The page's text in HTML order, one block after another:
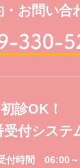
・お問い合
初診OK！
受付システ
付時間 06:00